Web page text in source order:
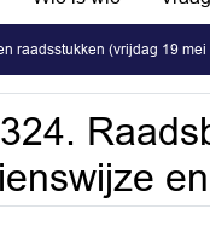
raadsstukken (vrijdag 19